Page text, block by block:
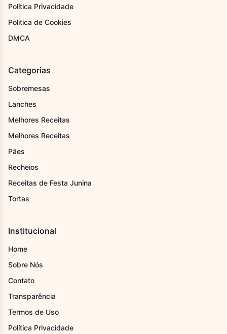
Política Privacidade
Politica de Cookies
DMCA
Categorias
Sobremesas
Lanches
Melhores Receitas
Melhores Receitas
Pães
Recheios
Receitas de Festa Junina
Tortas
Institucional
Home
Sobre Nós
Contato
Transparência
Termos de Uso
Política Privacidade